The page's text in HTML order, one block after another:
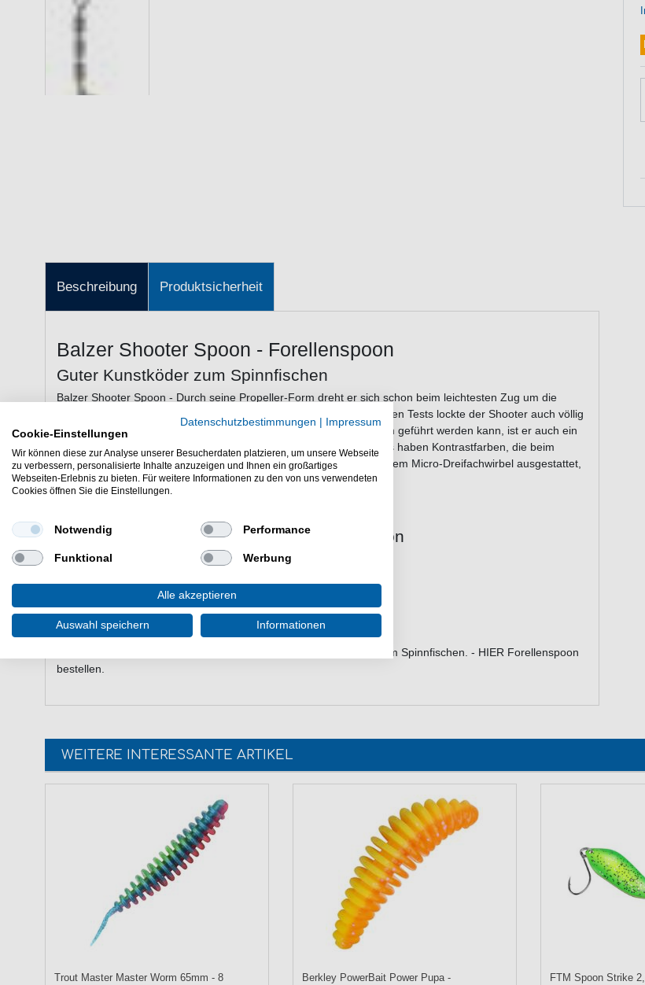
Beschreibung Produktsicherheit
Balzer Shooter Spoon - Forellenspoon
Guter Kunstköder zum Spinnfischen
Balzer Shooter Spoon - Durch seine Propeller-Form dreht er sich schon beim leichtesten Zug um die
eigene Achse, was die Forellen schier verrückt macht. Bei zahlreichen Tests lockte der Shooter auch völlig
passive Fische zum Anbiss. Aufgrund dessen, dass er sehr langsam geführt werden kann, ist er auch ein
guter Spoon zum Winterangeln. Ober- und Unterseite jedes Spoons haben Kontrastfarben, die beim
Drehen ein einzigartiges Farbspiel ergeben. Jeder Spoon ist mit einem Micro-Dreifachwirbel ausgestattet,
der Schnurdrall sicher verhindert. Lässt sich sehr weit werfen.
Eigenschaften von dem Balzer Shooter Spoon
Spoon für Forelle
kann sehr langsam geführt werden
mit Micro-Dreifachwirbel versehen
Lieferumfang: 1 Spoon in einer gewählten Variante
Günstig Shooter Spoon online kaufen und sparen. Balzer Köder zum Spinnfischen. - HIER Forellenspoon
bestellen.
WEITERE INTERESSANTE ARTIKEL
Trout Master Master Worm 65mm - 8
Berkley PowerBait Power Pupa -
FTM Spoon Strike
Datenschutzbestimmungen
Impressum
Cookie-Einstellungen
Wir können diese zur Analyse unserer Besucherdaten platzieren, um unsere Webseite
zu verbessern, personalisierte Inhalte anzuzeigen und Ihnen ein großartiges
Webseiten-Erlebnis zu bieten. Für weitere Informationen zu den von uns verwendeten
Cookies öffnen Sie die Einstellungen.
Notwendig Performance
Funktional Werbung
Alle akzeptieren
Auswahl speichern Informationen